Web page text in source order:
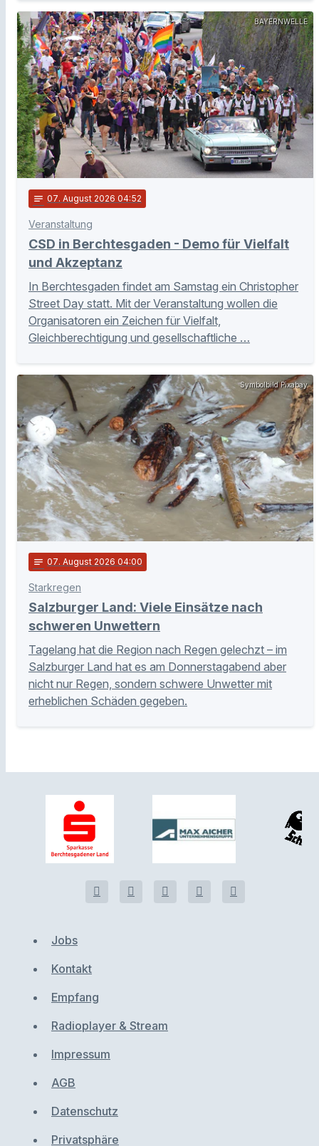
BAYERNWELLE
notes 07. August 2026 04:52
Veranstaltung
CSD in Berchtesgaden - Demo für Vielfalt
und Akzeptanz
In Berchtesgaden findet am Samstag ein Christopher
Street Day statt. Mit der Veranstaltung wollen die
Organisatoren ein Zeichen für Vielfalt,
Gleichberechtigung und gesellschaftliche …
Symbolbild Pixabay
notes 07. August 2026 04:00
Starkregen
Salzburger Land: Viele Einsätze nach
schweren Unwettern
Tagelang hat die Region nach Regen gelechzt – im
Salzburger Land hat es am Donnerstagabend aber
nicht nur Regen, sondern schwere Unwetter mit
erheblichen Schäden gegeben.
Jobs
Kontakt
Empfang
Radioplayer & Stream
Impressum
AGB
Datenschutz
Privatsphäre